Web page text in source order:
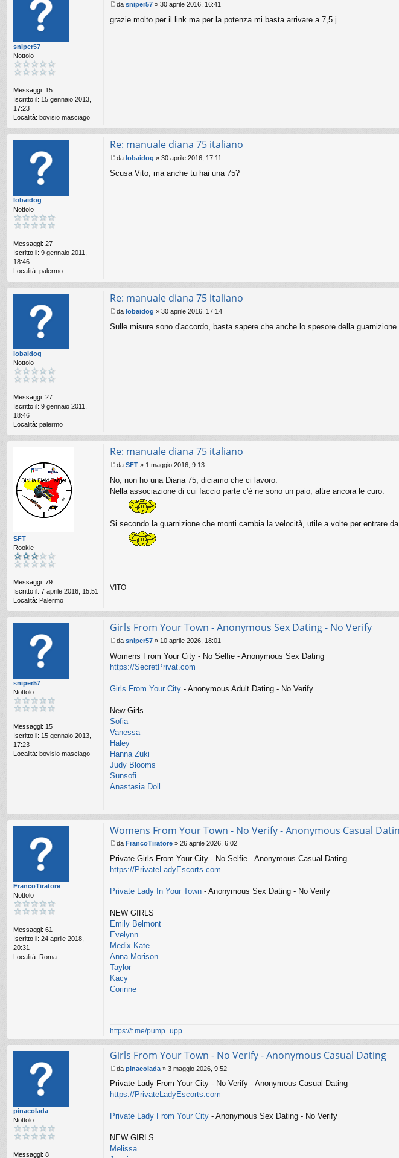
sniper57
Nottolo
Messaggi: 15
Iscritto il: 15 gennaio 2013,
17:23
Località: bovisio masciago
e
da sniper57 » 30 aprile 2016, 16:41
grazie molto per il link ma per la potenza mi basta arrivare a 7,5 j
lobaidog
Nottolo
Messaggi: 27
Iscritto il: 9 gennaio 2011,
18:46
Località: palermo
Re: manuale diana 75 italiano
e
da lobaidog » 30 aprile 2016, 17:11
Scusa Vito, ma anche tu hai una 75?
lobaidog
Nottolo
Messaggi: 27
Iscritto il: 9 gennaio 2011,
18:46
Località: palermo
Re: manuale diana 75 italiano
e
da lobaidog » 30 aprile 2016, 17:14
Sulle misure sono d'accordo, basta sapere che anche lo spesore della
SFT
Rookie
Messaggi: 79
Iscritto il: 7 aprile 2016, 15:51
Località: Palermo
Re: manuale diana 75 italiano
e
s
g
da SFT » 1 maggio 2016, 9:13
No, non ho una Diana 75, diciamo che ci lavoro.
Nella associazione di cui faccio parte c'è ne sono un paio, altre ancora le curo.
Si secondo la guarnizione che monti cambia la velocità, utile a volte per entrare
VITO
sniper57
Nottolo
Messaggi: 15
Iscritto il: 15 gennaio 2013,
17:23
Località: bovisio masciago
Girls From Your Town - Anonymous Sex Dating - No Verify
e
s
g
i
o
da sniper57 » 10 aprile 2026, 18:01
Womens From Your City - No Selfie - Anonymous Sex Dating
https://SecretPrivat.com
Girls From Your City - Anonymous Adult Dating - No Verify
New Girls
Sofia
Vanessa
Haley
Hanna Zuki
Judy Blooms
Sunsofi
Anastasia Doll
FrancoTiratore
Nottolo
Messaggi: 61
Iscritto il: 24 aprile 2018,
20:31
Località: Roma
Womens From Your Town - No Verify - Anonymous Casual
e
s
g
i
o
da FrancoTiratore » 26 aprile 2026, 6:02
Private Girls From Your City - No Selfie - Anonymous Casual Dating
https://PrivateLadyEscorts.com
Private Lady In Your Town - Anonymous Sex Dating - No Verify
NEW GIRLS
Emily Belmont
Evelynn
Medix Kate
Anna Morison
Taylor
Kacy
Corinne
https://t.me/pump_upp
pinacolada
Nottolo
Messaggi: 8
Girls From Your Town - No Verify - Anonymous Casual Dating
e
s
a
g
i
o
da pinacolada » 3 maggio 2026, 9:52
Private Lady From Your City - No Verify - Anonymous Casual Dating
https://PrivateLadyEscorts.com
Private Lady From Your City - Anonymous Sex Dating - No Verify
NEW GIRLS
Melissa